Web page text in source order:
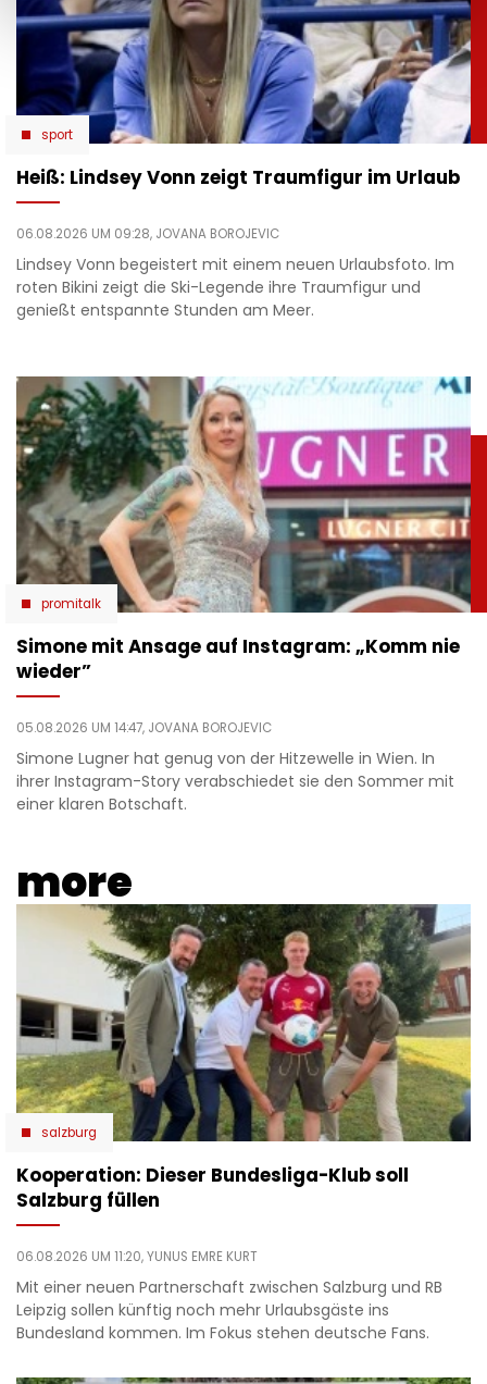
sport
Heiß: Lindsey Vonn zeigt Traumfigur im Urlaub
06.08.2026 UM 09:28, JOVANA BOROJEVIC
Lindsey Vonn begeistert mit einem neuen Urlaubsfoto. Im
roten Bikini zeigt die Ski-Legende ihre Traumfigur und
genießt entspannte Stunden am Meer.
promitalk
Simone mit Ansage auf Instagram: „Komm nie
wieder”
05.08.2026 UM 14:47, JOVANA BOROJEVIC
Simone Lugner hat genug von der Hitzewelle in Wien. In
ihrer Instagram-Story verabschiedet sie den Sommer mit
einer klaren Botschaft.
more
salzburg
Kooperation: Dieser Bundesliga-Klub soll
Salzburg füllen
06.08.2026 UM 11:20,YUNUS EMRE KURT
Mit einer neuen Partnerschaft zwischen Salzburg und RB
Leipzig sollen künftig noch mehr Urlaubsgäste ins
Bundesland kommen. Im Fokus stehen deutsche Fans.